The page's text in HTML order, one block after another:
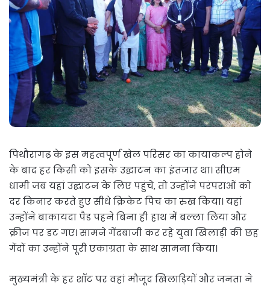
पिथौरागढ़ के इस महत्वपूर्ण खेल परिसर का कायाकल्प होने
के बाद हर किसी को इसके उद्घाटन का इंतजार था। सीएम
धामी जब यहां उद्घाटन के लिए पहुंचे, तो उन्होंने परंपराओं को
दर किनार करते हुए सीधे क्रिकेट पिच का रुख किया। यहां
उन्होंने बाकायदा पैड पहने बिना ही हाथ में बल्ला लिया और
क्रीज पर डट गए। सामने गेंदबाजी कर रहे युवा खिलाड़ी की छह
गेंदों का उन्होंने पूरी एकाग्रता के साथ सामना किया।
मुख्यमंत्री के हर शॉट पर वहां मौजूद खिलाड़ियों और जनता ने